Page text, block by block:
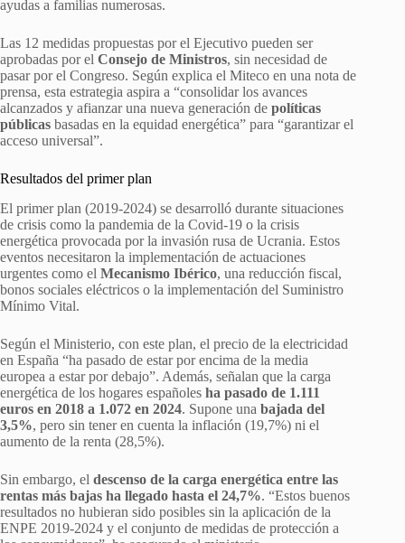
ayudas a familias numerosas.
Las 12 medidas propuestas por el Ejecutivo pueden ser
aprobadas por el Consejo de Ministros, sin necesidad de
pasar por el Congreso. Según explica el Miteco en una nota de
prensa, esta estrategia aspira a “consolidar los avances
alcanzados y afianzar una nueva generación de políticas
públicas basadas en la equidad energética” para “garantizar el
acceso universal”.
Resultados del primer plan
El primer plan (2019-2024) se desarrolló durante situaciones
de crisis como la pandemia de la Covid-19 o la crisis
energética provocada por la invasión rusa de Ucrania. Estos
eventos necesitaron la implementación de actuaciones
urgentes como el Mecanismo Ibérico, una reducción fiscal,
bonos sociales eléctricos o la implementación del Suministro
Mínimo Vital.
Según el Ministerio, con este plan, el precio de la electricidad
en España “ha pasado de estar por encima de la media
europea a estar por debajo”. Además, señalan que la carga
energética de los hogares españoles ha pasado de 1.111
euros en 2018 a 1.072 en 2024. Supone una bajada del
3,5%, pero sin tener en cuenta la inflación (19,7%) ni el
aumento de la renta (28,5%).
Sin embargo, el descenso de la carga energética entre las
rentas más bajas ha llegado hasta el 24,7%. “Estos buenos
resultados no hubieran sido posibles sin la aplicación de la
ENPE 2019-2024 y el conjunto de medidas de protección a